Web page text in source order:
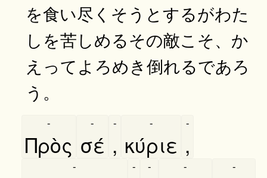
を食い尽くそうとするがわた
しを苦しめるその敵こそ、か
えってよろめき倒れるであろ
う。
Πρὸς
-
σέ
-
,
-
κύριε
-
,
-
- - - - -